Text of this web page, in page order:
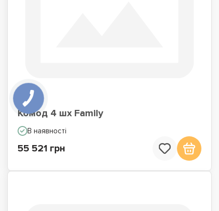
Комод 4 шх Family
В наявності
55 521 грн